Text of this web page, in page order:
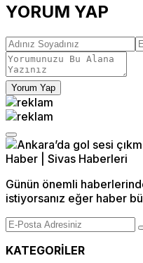
YORUM YAP
Yorum Yap
Günün önemli
istiyorsanız eğer haber
KATEGORİLER